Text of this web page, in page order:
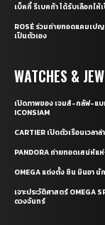
เบ็คกี้ รีเบคก้า ได้รับเลือกใ
ROSÉ ร่วมถ่ายทอดแคมเปญ
เป็นตัวเอง
WATCHES &
เปิดภาพของ เจมส์-กลัฟ-แบ
ICONSIAM
CARTIER เปิดตัวเรือนเวลา
PANDORA ถ่ายทอดเสน่ห์แ
OMEGA แต่งตั้ง ชิน มินอา
เจาะประวัติศาสตร์ OMEGA
ดวงจันทร์